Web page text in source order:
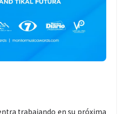
trabajando en su próxima